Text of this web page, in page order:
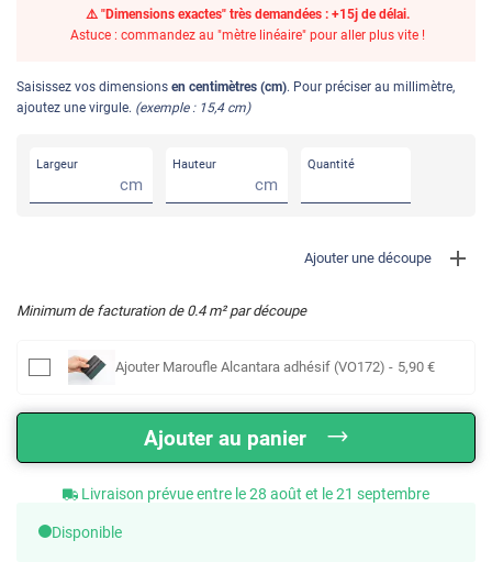
⚠️ "Dimensions exactes" très demandées : +15j de délai.
Astuce : commandez au "mètre linéaire" pour aller plus vite !
Saisissez vos dimensions en centimètres (cm). Pour préciser au millimètre,
ajoutez une virgule. (exemple : 15,4 cm)
Largeur
cm
Hauteur
cm
Quantité
Ajouter une découpe
Minimum de facturation de 0.4m² par découpe
Ajouter Maroufle Alcantara adhésif (VO172) - 5,90 €
Ajouter au panier
Livraison prévue entre le 28 août et le 21 septembre
Disponible